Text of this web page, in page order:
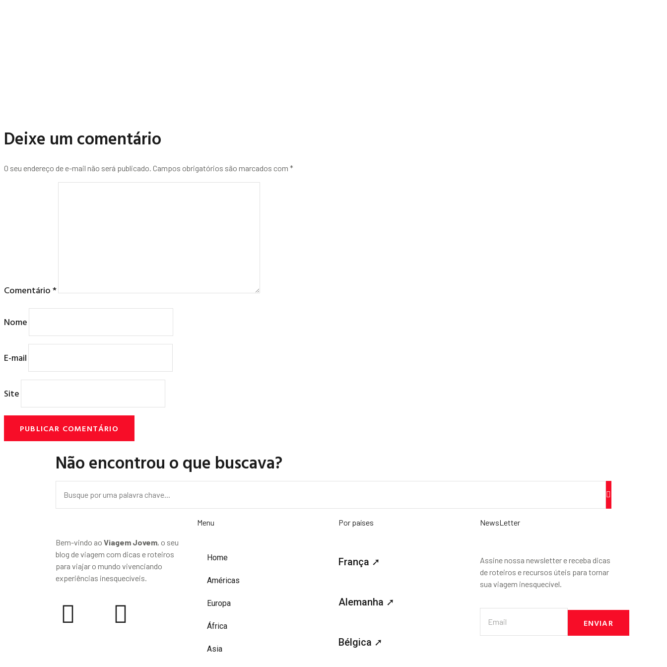
Deixe um comentário
O seu endereço de e-mail não será publicado. Campos obrigatórios são marcados com *
Comentário*
Nome
E-mail
Site
Não encontrou o que buscava?
Bem-vindo ao Viagem Jovem, o seu
blog de viagem com dicas e roteiros
para viajar o mundo vivenciando
experiências inesquecíveis.
Menu
Home
Américas
Europa
África
Asia
Por países
França ➚
Alemanha ➚
Bélgica ➚
NewsLetter
Assine nossa newsletter e receba dicas
de roteiros e recursos úteis para tornar
sua viagem inesquecível.
ENVIAR